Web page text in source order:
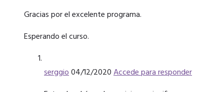
Gracias por el excelente programa.
Esperando el curso.
serggio04/12/2020Accede para responder